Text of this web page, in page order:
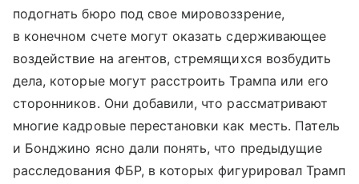
подогнать бюро под свое мировоззрение,
в конечном счете могут оказать сдерживающее
воздействие на агентов, стремящихся возбудить
дела, которые могут расстроить Трампа или его
сторонников. Они добавили, что рассматривают
многие кадровые перестановки как месть. Патель
и Бонджино ясно дали понять, что предыдущие
расследования ФБР, в которых фигурировал Трамп